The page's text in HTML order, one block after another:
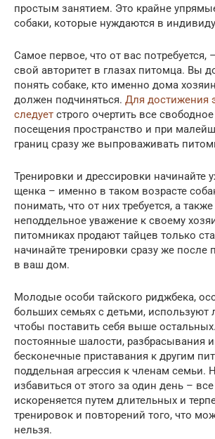
простым занятием. Это крайне
собаки, которые нуждаются в
Самое первое, что от вас потребуется,
свой авторитет в глазах питомца. Вы
понять собаке, кто именно дома
должен подчиняться. Для достижения
следует строго очертить все
посещения пространство и при
границ сразу же выпроваживать
Тренировки и дрессировки начинайте
щенка – именно в таком возрасте
понимать, что от них требуется, а
неподдельное уважение к своему
питомниках продают тайцев только
начинайте тренировки сразу же после
в ваш дом.
Молодые особи тайского риджбека,
больших семьях с детьми,
чтобы поставить себя выше
постоянные шалости, разбрасывания
бесконечные приставания к другим
поддельная агрессия к членам семьи.
избавиться от этого за один день – все
искореняется путем длительных и
тренировок и повторений того, что
нельзя.